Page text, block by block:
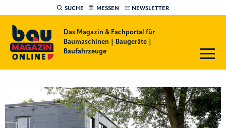
SUCHE MESSEN NEWSLETTER
Das Magazin & Fachportal für
Baumaschinen | Baugeräte |
Baufahrzeuge